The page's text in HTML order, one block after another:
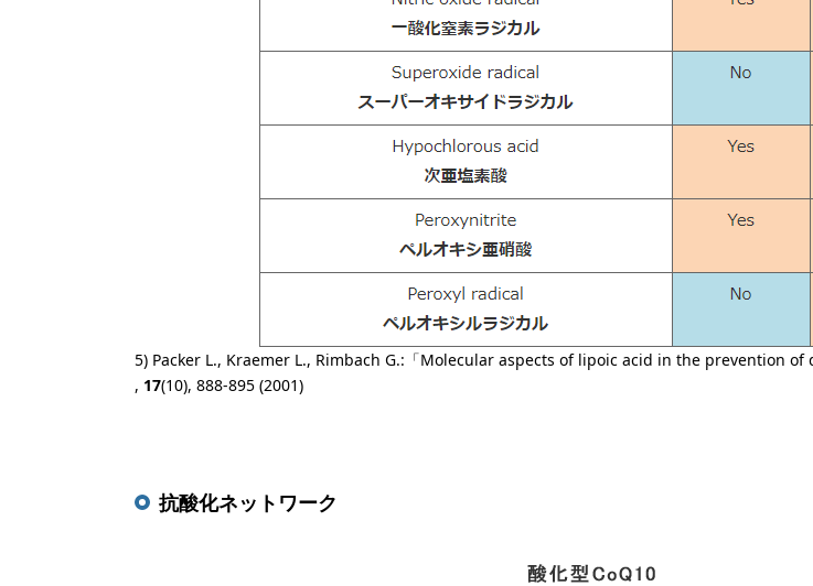
5) Packer L., Kraemer L., Rimbach G.:「Molecular aspects of lipoic acid in the prevention
, 17(10), 888-895 (2001)
抗酸化ネットワーク